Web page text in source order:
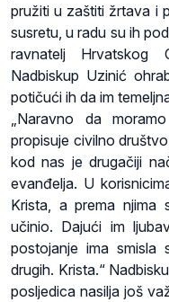
pružiti u zaštiti žrtava i
susretu, u radu su ih
ravnatelj Hrvatskog
Nadbiskup Uzinić
potičući ih da im
„Naravno da
propisuje civilno
kod nas je drugačiji
evanđelja. U
Krista, a prema
učinio. Dajući im
postojanje ima
drugih. Krista.“
posljedica nasilja još